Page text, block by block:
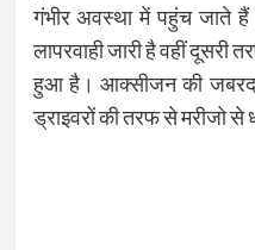
गंभीर अवस्था में पहुंच जाते
लापरवाही जारी है वहीं दूसरी
हुआ है। आक्सीजन की
ड्राइवरों की तरफ से मरीजो से